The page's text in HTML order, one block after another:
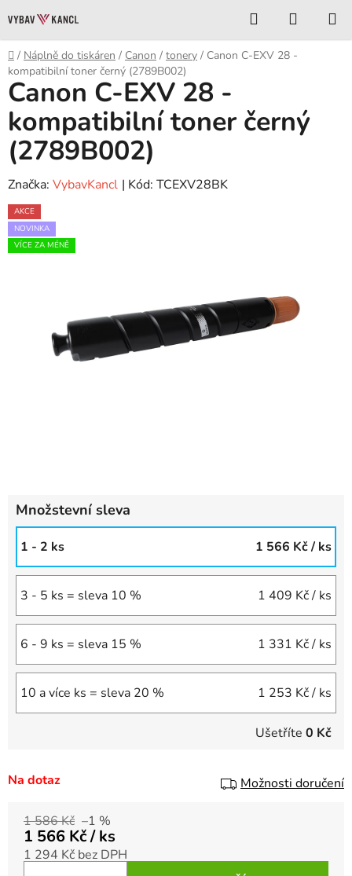
na
obsah
Hledat
KOŠÍK
Domů
/ Náplně do tiskáren / Canon / tonery / Canon C-EXV 28 -
kompatibilní toner černý (2789B002)
Množstevní sleva
1 - 2 ks 1 566 Kč/ ks
3 - 5 ks = sleva 10 % 1 409 Kč/ ks
6 - 9 ks = sleva 15 % 1 331 Kč/ ks
10 a více ks = sleva 20 % 1 253 Kč/ ks
Ušetříte 0 Kč
Možnosti doručení
Na dotaz
1 586 Kč –1 %
1 566 Kč/ ks
1 294 Kč bez DPH
Měrná cena:
Canon C-EXV 28 -
kompatibilní toner černý
(2789B002)
Značka: VybavKancl | Kód: TCEXV28BK
AKCE
NOVINKA
VÍCE ZA MÉNĚ